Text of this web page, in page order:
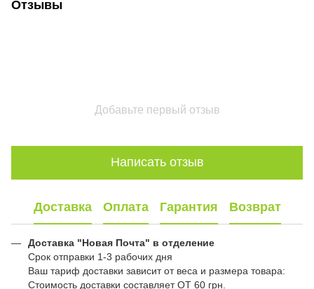
Отзывы
Добавьте первый отзыв
Написать отзыв
Доставка Оплата Гарантия Возврат
Доставка "Новая Почта" в отделение
Срок отправки 1-3 рабочих дня
Ваш тариф доставки зависит от веса и размера товара:
Стоимость доставки составляет ОТ 60 грн.